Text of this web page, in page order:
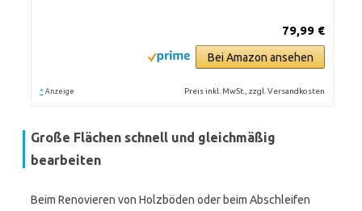
79,99 €
Bei Amazon ansehen
* Anzeige Preis inkl. MwSt., zzgl. Versandkosten
Große Flächen schnell und gleichmäßig
bearbeiten
Beim Renovieren von Holzböden oder beim Abschleifen